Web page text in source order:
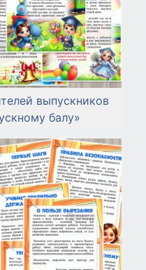
выпускников
балу»